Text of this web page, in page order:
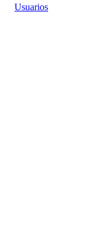
Usuarios